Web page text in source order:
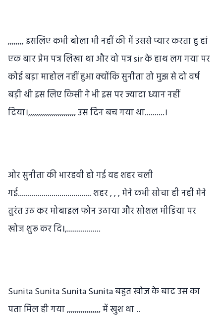
,,,,,,,, इसलिए कभी बोला भी नहीं की में उससे प्यार करता हु हां
एक बार प्रेम पत्र लिखा था और वो पत्र sir के हाथ लग गया पर
कोई बड़ा माहोल नहीं हुआ क्योंकि सुनीता तो मुझ से दो वर्ष
बड़ी थी इस लिए किसी ने भी इस पर ज्यादा ध्यान नहीं
दिया।,,,,,,,,,,,,,,,,,,,,,,,, उस दिन बच गया था..........।
ओर सुनीता की भारहवी हो गई वह शहर चली
गई..................................... शहर , , , मेने कभी सोचा ही नहीं मेने
तुरंत उठ कर मोबाइल फोन उठाया और सोशल मीडिया पर
खोज शुरू कर दि।,.................
Sunita Sunita Sunita Sunita बहुत खोज के बाद उस का
पता मिल ही गया ,,,,,,,,,,,,,,,,, में खुश था ..